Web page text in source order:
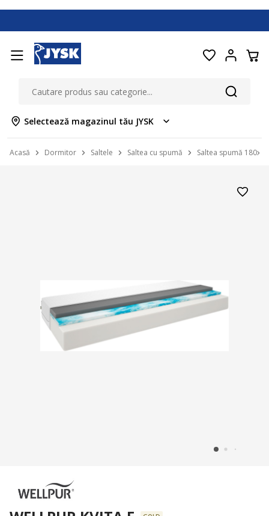
Selectează magazinul tău JYSK
Acasă Dormitor Saltele Saltea cu spumă Saltea spumă